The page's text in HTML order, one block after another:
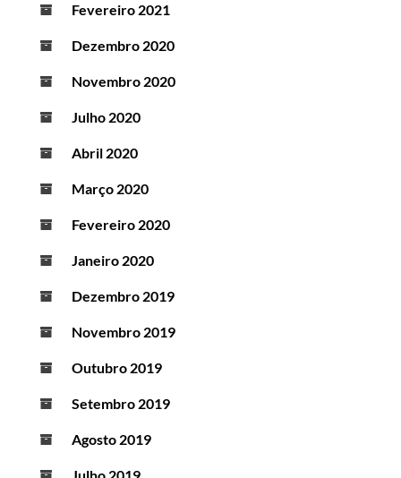
Fevereiro 2021
Dezembro 2020
Novembro 2020
Julho 2020
Abril 2020
Março 2020
Fevereiro 2020
Janeiro 2020
Dezembro 2019
Novembro 2019
Outubro 2019
Setembro 2019
Agosto 2019